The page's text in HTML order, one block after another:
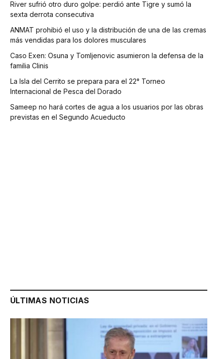
River sufrió otro duro golpe: perdió ante Tigre y sumó la
sexta derrota consecutiva
ANMAT prohibió el uso y la distribución de una de las cremas
más vendidas para los dolores musculares
Caso Exen: Osuna y Tomljenovic asumieron la defensa de la
familia Clinis
La Isla del Cerrito se prepara para el 22° Torneo
Internacional de Pesca del Dorado
Sameep no hará cortes de agua a los usuarios por las obras
previstas en el Segundo Acueducto
ÚLTIMAS NOTICIAS